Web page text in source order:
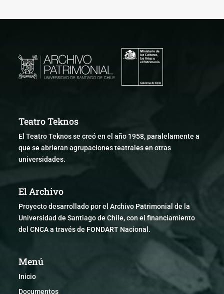
Teatro Teknos
El Teatro Teknos se creó en el año 1958, paralelamente a
que se abrieran agrupaciones teatrales en otras
universidades.
El Archivo
Proyecto desarrollado por el Archivo Patrimonial de la
Universidad de Santiago de Chile, con el financiamiento
del CNCA a través de FONDART Nacional.
Menú
Inicio
Documentos